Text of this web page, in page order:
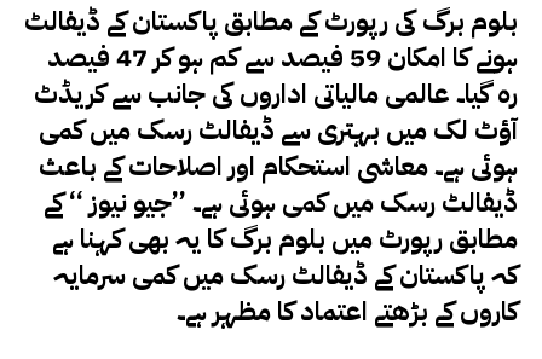
بلوم برگ کی رپورٹ کے مطابق پاکستان کے ڈیفالٹ
ہونے کا امکان 59 فیصد سے کم ہو کر 47 فیصد
رہ گیا۔ عالمی مالیاتی اداروں کی جانب سے کریڈٹ
آؤٹ لک میں بہتری سے ڈیفالٹ رسک میں کمی
ہوئی ہے۔ معاشی استحکام اور اصلاحات کے باعث
ڈیفالٹ رسک میں کمی ہوئی ہے۔ ’’جیو نیوز ‘‘ کے
مطابق رپورٹ میں بلوم برگ کا یہ بھی کہنا ہے
کہ پاکستان کے ڈیفالٹ رسک میں کمی سرمایہ
کاروں کے بڑھتے اعتماد کا مظہر ہے۔